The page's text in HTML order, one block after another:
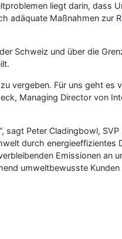
liegt darin, dass
adäquate Maßnahmen zur
Schweiz und über die
vergeben. Für uns geht
Managing Director von
Peter Cladingbowl,
durch energieeffizientes
Emissionen
umweltbewusste Kunden